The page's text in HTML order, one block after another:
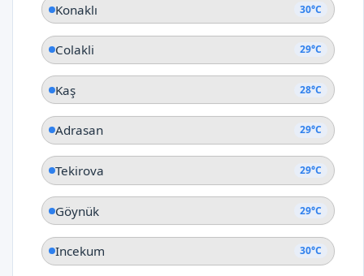
Konaklı 30°C
Colakli 29°C
Kaş 28°C
Adrasan 29°C
Tekirova 29°C
Göynük 29°C
Incekum 30°C